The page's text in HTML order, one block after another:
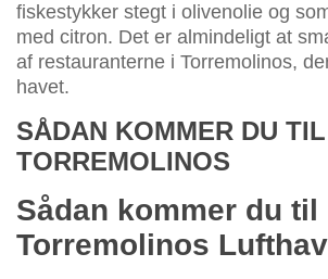
fiskestykker stegt i olivenolie og
med citron. Det er almindeligt at
af restauranterne i Torremolinos,
havet.
SÅDAN KOMMER DU TIL
TORREMOLINOS
Sådan kommer du til
Torremolinos